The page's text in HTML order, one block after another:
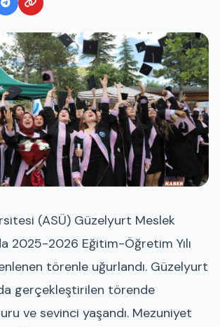
(ASÜ) Güzelyurt Meslek
2025-2026 Eğitim-Öğretim Yılı
törenle uğurlandı. Güzelyurt
gerçekleştirilen törende
ve sevinci yaşandı. Mezuniyet